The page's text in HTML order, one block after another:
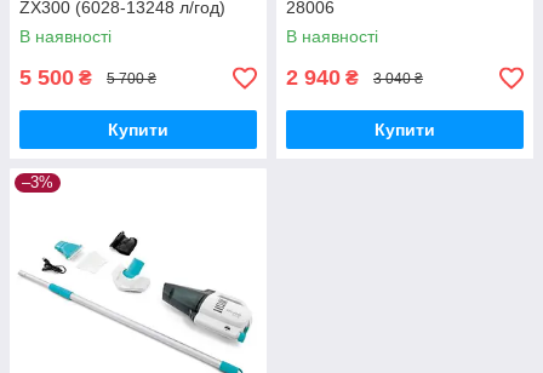
ZX300 (6028-13248 л/год)
В наявності
5 500 ₴ 5 700 ₴
Купити
28006
В наявності
2 940 ₴ 3 040 ₴
Купити
–3%